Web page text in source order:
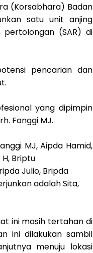
(Korsabhara) Badan
satu unit anjing
(SAR) di
pencarian dan
yang dipimpin
Fanggi MJ.
MJ, Aipda Hamid,
Briptu
Julio, Bripda
adalah Sita,
ini masih tertahan di
ini dilakukan sambil
menuju lokasi